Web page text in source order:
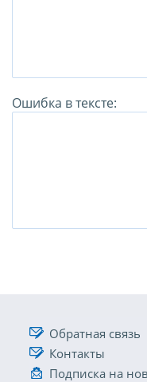
Ошибка в тексте:
Обратная связь
Контакты
Подписка на